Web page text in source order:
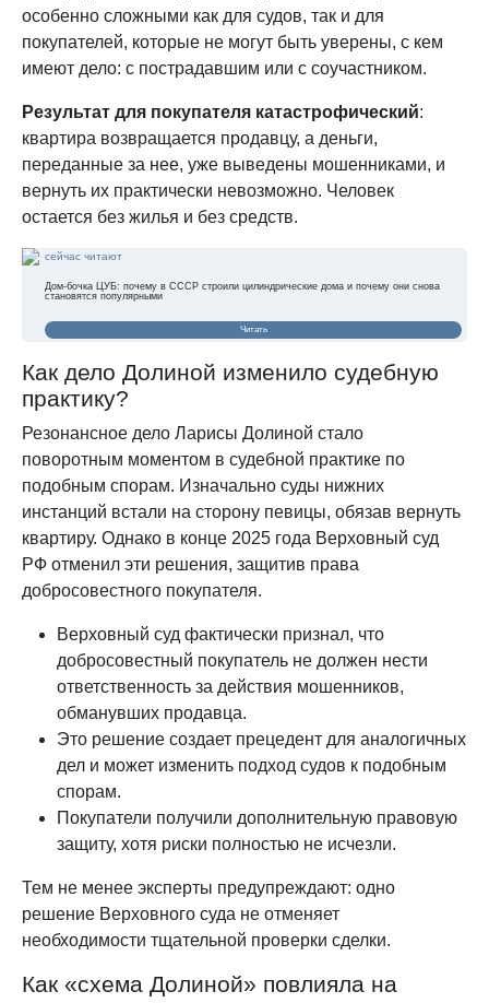
особенно сложными как для судов, так и для
покупателей, которые не могут быть уверены, с кем
имеют дело: с пострадавшим или с соучастником.
Результат для покупателя катастрофический:
квартира возвращается продавцу, а деньги,
переданные за нее, уже выведены мошенниками, и
вернуть их практически невозможно. Человек
остается без жилья и без средств.
сейчас читают
Дом-бочка ЦУБ: почему в СССР строили цилиндрические дома и почему они снова
становятся популярными
Читать
Как дело Долиной изменило судебную
практику?
Резонансное дело Ларисы Долиной стало
поворотным моментом в судебной практике по
подобным спорам. Изначально суды нижних
инстанций встали на сторону певицы, обязав вернуть
квартиру. Однако в конце 2025 года Верховный суд
РФ отменил эти решения, защитив права
добросовестного покупателя.
Верховный суд фактически признал, что
добросовестный покупатель не должен нести
ответственность за действия мошенников,
обманувших продавца.
Это решение создает прецедент для аналогичных
дел и может изменить подход судов к подобным
спорам.
Покупатели получили дополнительную правовую
защиту, хотя риски полностью не исчезли.
Тем не менее эксперты предупреждают: одно
решение Верховного суда не отменяет
необходимости тщательной проверки сделки.
Как «схема Долиной» повлияла на